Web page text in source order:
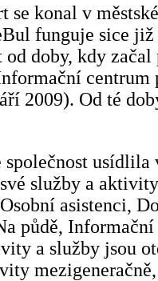
se konal v
funguje sice
doby, kdy
centrum
2009). Od té
společnost
služby a
asistenci,
půdě,
a služby jsou